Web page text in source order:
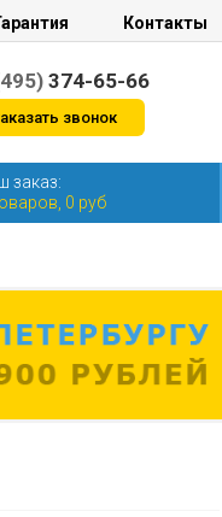
Контакты
374-65-66
звонок
заказ:
0 руб